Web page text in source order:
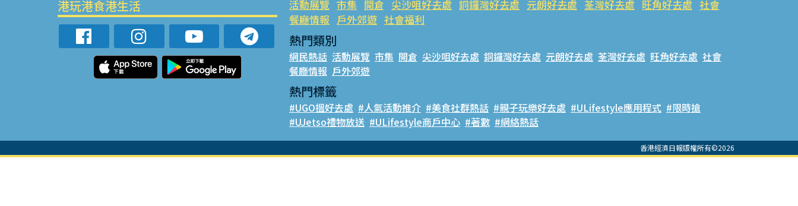
港玩港食港生活 活動展覽 市集 開倉 尖沙咀好去處 銅鑼灣好去處 元朗好去處 荃灣好去處 旺角好去處 社會
餐廳情報 戶外郊遊 社會福利
熱門類別
網民熱話 活動展覽 市集 開倉 尖沙咀好去處 銅鑼灣好去處 元朗好去處 荃灣好去處 旺角好去處 社會
餐廳情報 戶外郊遊
熱門標籤
#UGO搵好去處 #人氣活動推介 #美食社群熱話 #親子玩樂好去處 #ULifestyle應用程式 #限時搶
#UJetso禮物放送 #ULifestyle商戶中心 #著數 #網絡熱話
香港經濟日報版權所有©2026